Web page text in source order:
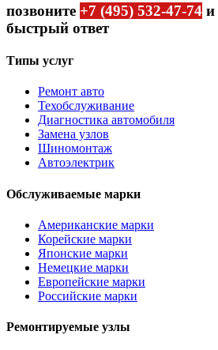
позвоните +7 (495) 532-47-74 и
быстрый ответ
Типы услуг
Ремонт авто
Техобслуживание
Диагностика автомобиля
Замена узлов
Шиномонтаж
Автоэлектрик
Обслуживаемые марки
Американские марки
Корейские марки
Японские марки
Немецкие марки
Европейские марки
Российские марки
Ремонтируемые узлы